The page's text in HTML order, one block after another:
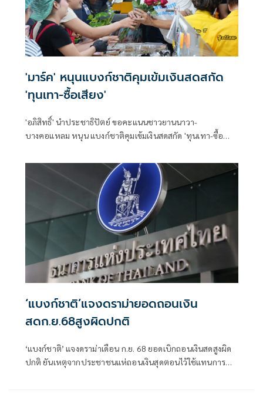
'มาร์ค' หนุนแบงก์ชาติคุมเข้มเงินสดสกัด
'ทุนเทา-ซื้อเสียง'
'อภิสิทธิ์' นำประชาธิปัตย์ ขอคะแนนชาวยานนาวา-
บางคอแหลม หนุน แบงก์ชาติคุมเข้มเงินสดสกัด 'ทุนเทา-ซื้อ
‘แบงก์ชาติ’แจงดราม่ายอดถอนเงิน
สดก.ย.68สูงผิดปกติ
‘แบงก์ชาติ’ แจงดราม่าเดือน ก.ย. 68 ยอดเบิกถอนเงินสดสูงผิด
ปกติ ยันเหตุจากประชาชนแห่ถอนเงินสุดตอนไว้ใช้แทนการทำ